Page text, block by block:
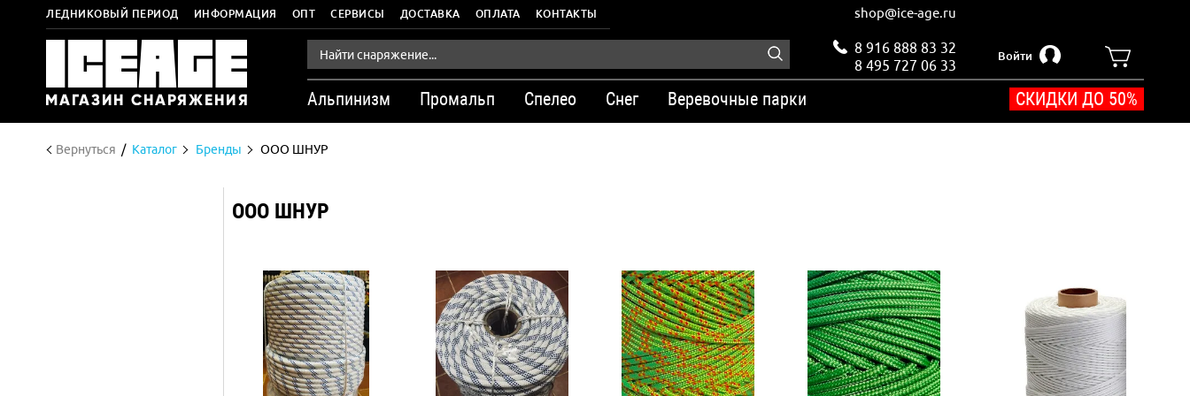
ЛЕДНИКОВЫЙ ПЕРИОД ИНФОРМАЦИЯ ОПТ СЕРВИСЫ ДОСТАВКА ОПЛАТА КОНТАКТЫ shop@ice-age.ru
8 916 888 83 32
8 495 727 06 33
Войти
Альпинизм Промальп Спелео Снег Веревочные парки СКИДКИ ДО 50%
Вернуться Каталог Бренды ООО ШНУР
ООО ШНУР